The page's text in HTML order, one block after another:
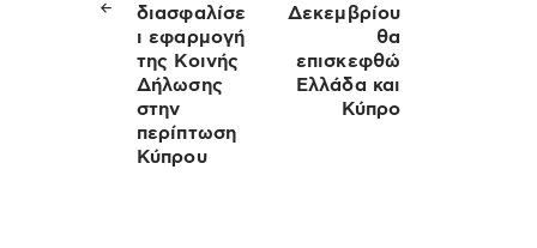
διασφαλίσε
ι εφαρμογή
της Κοινής
Δήλωσης
στην
περίπτωση
Κύπρου
Δεκεμβρίου
θα
επισκεφθώ
Ελλάδα και
Κύπρο